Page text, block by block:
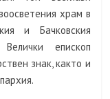
храм в
и Бачковския
епископ
знак, както и